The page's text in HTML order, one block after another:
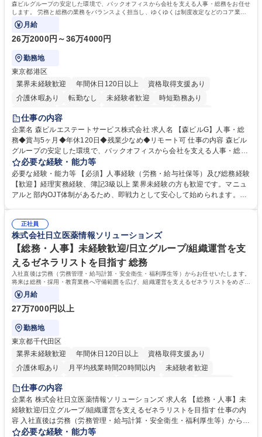
森ビルグループの安定した環境で、バックオフィスから会社を支える人事・総務をお任せ
します。 労務と総務の業務をバランスよく担当し、ゆくゆくは制度改定などのコア業務
にも挑戦できる、やりがいある環境です。
月給
26万2000円～36万4000円
勤務地
東京都港区
業界未経験歓迎
年間休日120日以上
資格取得支援あり
介護休暇あり
転勤なし 未経験者歓迎
時短勤務あり
経験者歓迎
完全週休2日制
交通費支給 長期歓迎 駅近5分以内 土日祝休み
仕事の内容
企業名 森ビルエステートサービス株式会社 求人名 【森ビルG】人事・総
務◆賞与5ヶ月◆年休120日◆残業少なめ◆リモート可 仕事の内容 森ビル
グループの安定した環境で、バックオフィスから会社を支える人事・総務
をお任せします。 労務と総務の業務をバランスよく担当し、ゆくゆくは制
度改定などのコア業務にも挑戦できる、やりがいある環境です。 ■勤怠管
理、給与計算、社会保険手続き、年末調整等の労務管理全般 ■入退社手続
き、社内規定の改定や人事制度改定などのコア業務 ■社内イベントの企画
でも質問・相談できる環境が整っているため、安心して成長できます。 募
集職種 【森ビルG】人事・総務◆賞与5ヶ月◆年休120日◆残業少なめ◆
リモート可
必要な経験・能力等
必要な経験・能力等 【必須】人事経験（労務・給与社保等）及び総務経験
【歓迎】経理実務経験、簿記3級以上 業界未経験の方も歓迎です。マニュ
アルと部内OJT体制があるため、即戦力として安心して始められます。
務に挑戦できるため、自身の成長と組織への貢献度をダイレクトに実感で
きます。 残業少なめ、週1日リモート可など、ワークライフバランスを保
ち長期活躍できる環境です。 「これまでの幅広い経験を活かし、長期的な
キャリアを築きたい」という前向きな意欲と挑戦を全力で応援します。 学
歴・資格 学歴：大学院 大学 高専 短大 専修学校 高校 語学力： 資格：日商
簿記検定1級 日商簿記検定2級 日商簿記検定3級
正社員
株式会社日立医薬情報ソリューションズ
【総務・人事】未経験歓迎/日立グループ/組織運営を支
えるゼネラリストを目指す 総務
入社直後は労務（労務管理・給与計算・安全衛生・福利厚生等）からお任せいたします。
将来は総務・採用・教育業務へ守備範囲を広げ、組織運営を支えるゼネラリストをめざせ
ます。
月給
27万7000円以上
勤務地
東京都千代田区
業界未経験歓迎
年間休日120日以上
資格取得支援あり
介護休暇あり
月平均残業時間20時間以内
未経験者歓迎
住宅手当あり
育休あり
完全週休2日制 交通費支給 土日祝休み 寮・社宅あり
仕事の内容
企業名 株式会社日立医薬情報ソリューションズ 求人名 【総務・人事】未
経験歓迎/日立グループ/組織運営を支えるゼネラリストを目指す 仕事の内
容 入社直後は労務（労務管理・給与計算・安全衛生・福利厚生等）からお
任せいたします。将来は総務・採用・教育業務へ守備範囲を広げ、組織運
必要な経験・能力等